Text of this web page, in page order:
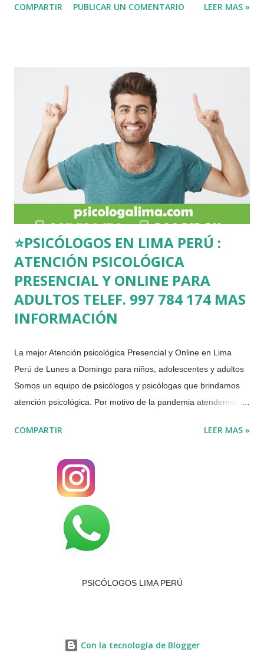
del COVID 19 o Coronavirus. En la actualidad trabajamos tanto
que puedan lograr una adecuada convivencia, una relación de
confianza y respeto o en su defecto lograr una separación de
pareja de forma cordial. ¿Funciona la terapia de pareja? Sí
funciona para aquellas parejas que están comprometidas con
el logro de alcanzar cambios, ya que en muchos casos una de
las personas es la que suele originar el conflicto de forma
inconsciente, por ello primero se debe realizar una evaluación
de la pareja, para poder definir...
COMPARTIR PUBLICAR UN COMENTARIO LEER MAS »
⭐PSICÓLOGOS EN LIMA PERÚ :
ATENCIÓN PSICOLÓGICA
PRESENCIAL Y ONLINE PARA
ADULTOS TELEF. 997 784 174 MAS
INFORMACIÓN
La mejor Atención psicológica Presencial y Online en Lima
Perú de Lunes a Domingo para niños, adolescentes y adultos
Somos un equipo de psicólogos y psicólogas que brindamos
atención psicológica. Por motivo de la pandemia atendemos
VIDEOLLAMADA o TELÉFONO. Teléfonos: 📞(01) 437- 0066
psicológica virtual de Lunes a Domingo Brindamos atención
psicológica de forma virtual, de forma individual, de pareja y
orientación psicológica desde la primera sesión, para poderle
brindar la mejor atención psicológica.. Algunos síntomas por
los que podría acudir a un psicólogo: Llanto,
superado. Ansiedad, preocupación constante, dificultades del
COMPARTIR LEER MAS »
PSICÓLOGOS LIMA PERÚ
Con la tecnología de Blogger